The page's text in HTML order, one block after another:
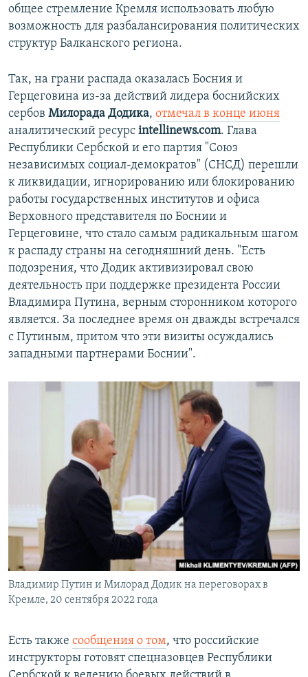
общее стремление Кремля использовать любую
возможность для разбалансирования политических
структур Балканского региона.
Так, на грани распада оказалась Босния и
Герцеговина из-за действий лидера боснийских
сербов Милорада Додика, отмечал в конце июня
аналитический ресурс intellinews.com. Глава
Республики Сербской и его партия "Союз
независимых социал-демократов" (СНСД) перешли
к ликвидации, игнорированию или блокированию
работы государственных институтов и офиса
Верховного представителя по Боснии и
Герцеговине, что стало самым радикальным шагом
к распаду страны на сегодняшний день. "Есть
подозрения, что Додик активизировал свою
деятельность при поддержке президента России
Владимира Путина, верным сторонником которого
является. За последнее время он дважды встречался
с Путиным, притом что эти визиты осуждались
западными партнерами Боснии".
Владимир Путин и Милорад Додик на переговорах в
Кремле, 20 сентября 2022 года
Есть также сообщения о том, что российские
инструкторы готовят спецназовцев Республики